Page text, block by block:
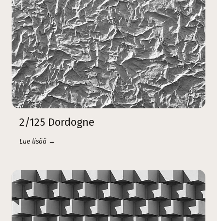
2/125 Dordogne
Lue lisää →